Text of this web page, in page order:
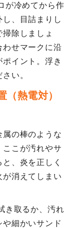
が冷めてから作
、目詰まりし
除しましょ
わせマークに沿
イント。浮き
い。
熱電対）
の棒のような
こが汚れやサ
、炎を正しく
消えてしまい
き取るか、汚れ
細かいサンド